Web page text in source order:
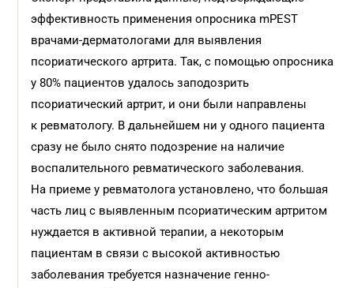
эффективность применения опросника mPEST
врачами-дерматологами для выявления
псориатического артрита. Так, с помощью опросника
у 80% пациентов удалось заподозрить
псориатический артрит, и они были направлены
к ревматологу. В дальнейшем ни у одного пациента
сразу не было снято подозрение на наличие
воспалительного ревматического заболевания.
На приеме у ревматолога установлено, что большая
часть лиц с выявленным псориатическим артритом
нуждается в активной терапии, а некоторым
пациентам в связи с высокой активностью
заболевания требуется назначение генно-